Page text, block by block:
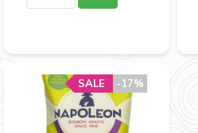
-17%
SALE